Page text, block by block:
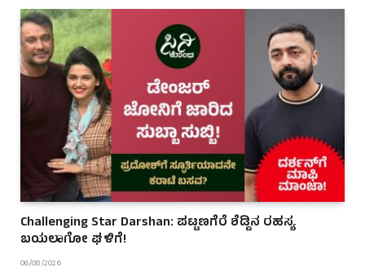
Challenging Star Darshan: ಪಟ್ಟಣಗೆರೆ ಶೆಡ್ಡಿನ ರಹಸ್ಯ
ಬಯಲಾಗೋ ಘಳಿಗೆ!
06/08/2026